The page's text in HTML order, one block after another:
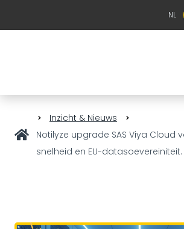
NL
Inzicht & Nieuws
Notilyze upgrade SAS Viya Cloud
snelheid en EU-datasoevereiniteit.